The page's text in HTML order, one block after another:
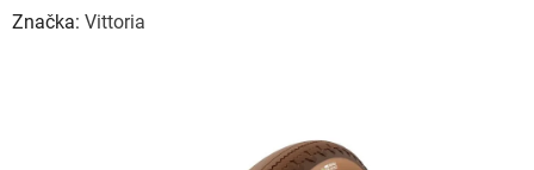
Značka: Vittoria